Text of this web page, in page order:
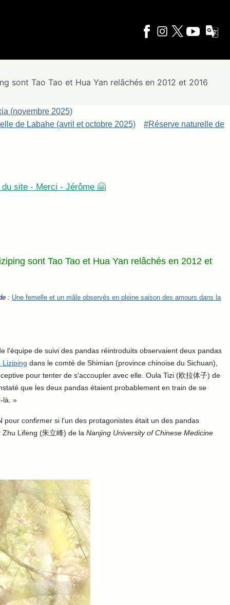
sont Tao Tao et Hua Yan relâchés en 2012 et 2016
(novembre 2025)
de Labahe (avril et octobre 2025)
#Réserve naturelle de
site - Merci - Jérôme 🤗
sont Tao Tao et Hua Yan relâchés en 2012 et
: Une femelle et un mâle observés en pleine saison des amours dans la
l'équipe de suivi des pandas réintroduits observaient deux pandas
Liziping dans le comté de Shimian (province chinoise du Sichuan),
pour tenter de s'accoupler avec elle. Oula Tizi (欧拉体子) de
que les deux pandas étaient probablement en train de se
»
confirmer si l'un des protagonistes était un des pandas
Lifeng (朱立峰) de la Nanjing University of Chinese Medicine